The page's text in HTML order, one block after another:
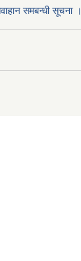
समबन्धी सूचना ।